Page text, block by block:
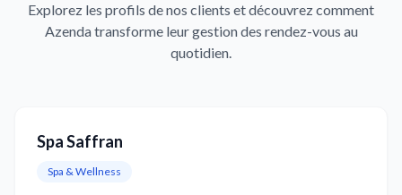
Explorez les profils de nos clients et découvrez comment
Azenda transforme leur gestion des rendez-vous au
quotidien.
Spa Saffran
Spa & Wellness